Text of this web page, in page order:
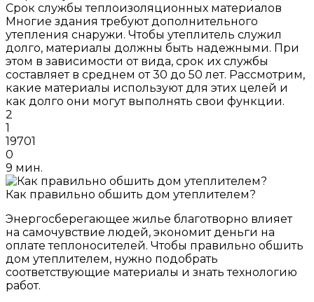
Срок службы теплоизоляционных материалов
Многие здания требуют дополнительного
утепления снаружи. Чтобы утеплитель служил
долго, материалы должны быть надежными. При
этом в зависимости от вида, срок их службы
составляет в среднем от 30 до 50 лет. Рассмотрим,
какие материалы используют для этих целей и
как долго они могут выполнять свои функции.
2
1
19701
0
9 мин.
Как правильно обшить дом утеплителем?
Энергосберегающее жилье благотворно влияет
на самочувствие людей, экономит деньги на
оплате теплоносителей. Чтобы правильно обшить
дом утеплителем, нужно подобрать
соответствующие материалы и знать технологию
работ.